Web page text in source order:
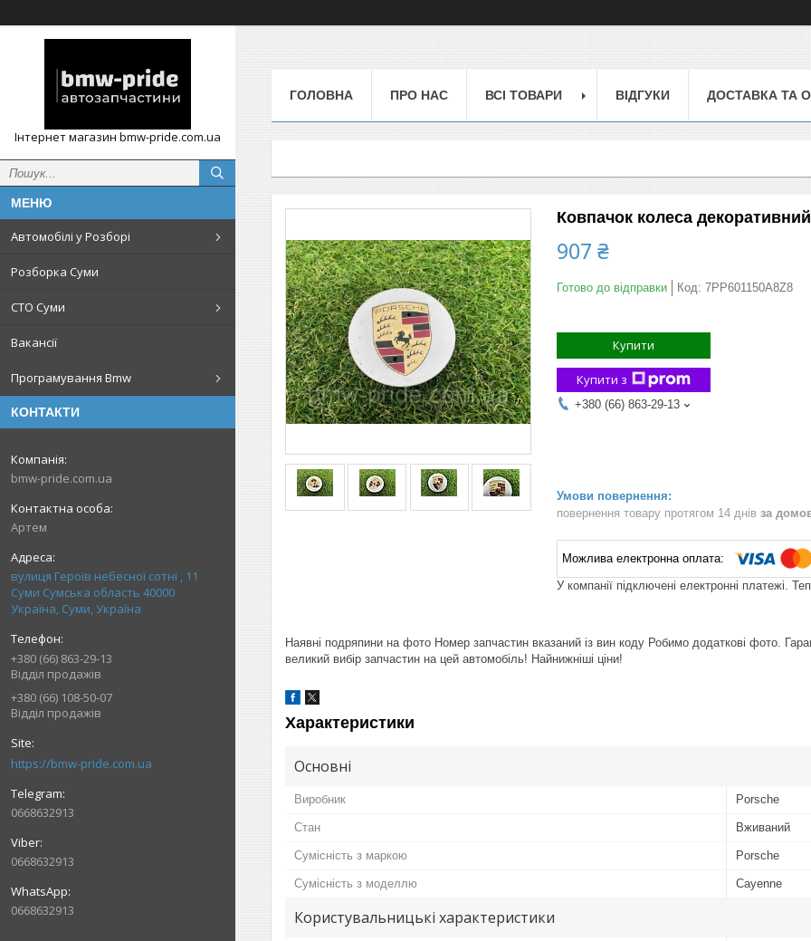
Інтернет магазин bmw-pride.com.ua
Автомобілі у Розборі
Розборка Суми
СТО Суми
Вакансії
Програмування Bmw
КОНТАКТИ
bmw-pride.com.ua
Артем
вулиця Героїв небесної сотні , 11
Суми Сумська область 40000
Україна, Суми, Україна
+380 (66) 863-29-13
Відділ продажів
+380 (66) 108-50-07
Відділ продажів
https://bmw-pride.com.ua
0668632913
0668632913
0668632913
ГОЛОВНА ПРО НАС ВСІ ТОВАРИ ВІДГУКИ ДОСТАВКА ТА
Ковпачок колеса
907 ₴
Готово до відправки Код: 7PP601150A8Z8
Купити
Купити з
+380 (66) 863-29-13
повернення товару протягом 14 днів за
У компанії підключені електронні платежі.
Наявні подряпини на фото Номер запчастин вказаний із вин коду Робимо додаткові фото.
великий вибір запчастин на цей автомобіль! Найнижніші ціни!
Характеристики
Основні
Виробник Porsche
Стан Вживаний
Сумісність з маркою Porsche
Сумісність з моделлю Cayenne
Користувальницькі характеристики